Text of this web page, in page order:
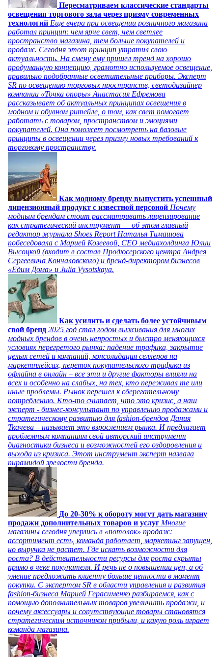
Пересматриваем классические стандарты
освещения торгового зала через призму современных
технологий Еще вчера при освещении розничного магазина
работал принцип: чем ярче свет, чем светлее
пространство магазина, тем больше покупателей и
продаж. Сегодня этот принцип утратил свою
актуальность. На смену ему пришел тренд на хорошо
продуманную концепцию, грамотно используемое освещение,
правильно подобранные осветительные приборы. Эксперт
SR по освещению торговых пространств, светодизайнер
компании «Точка опоры» Анастасия Ефремова
рассказывает об актуальных принципах освещения в
модном и обувном ритейле, о том, как свет помогает
работать с товаром, пространством и эмоциями
покупателей. Она поможет посмотреть на базовые
принципы в освещении через призму новых требований к
торговому пространству.
Как модному бренду выпустить успешный
лицензионный продукт с известной персоной Почему
модным брендам стоит рассматривать лицензирование
как стратегический инструмент — об этом главный
редактор журнала Shoes Report Наталья Тимашова
побеседовала с Марией Козеевой, СЕО медиахолдинга Юлии
Высоцкой (входит в состав Продюсерского центра Андрея
Сергеевича Кончаловского) и бренд-директором бизнесов
«Едим Дома» и Julia Vysotskaya.
Как усилить и сделать более устойчивым
свой бренд 2025 год стал годом выживания для многих
модных брендов в очень непростых и быстро меняющихся
условиях перегретого рынка: падение трафика, закрытие
целых сетей и компаний, консолидация селлеров на
маркетплейсах, переток покупательского трафика из
офлайна в онлайн – все эти и другие факторы влияли на
всех и особенно на слабых, на тех, кто переживал те или
иные проблемы. Рынок перешел к сберегательному
потреблению. Кто-то считает, что это кризис, а наш
эксперт - бизнес-консультант по управлению продажами и
стратегическому развитию для fashion-брендов Дания
Ткачева – называет это взрослением рынка. И предлагает
проблемным компаниям свой авторский инструмент
диагностики бизнеса и возможностей его оздоровления и
выхода из кризиса. Этот инструмент эксперт назвала
пирамидой зрелости бренда.
До 20-30% к обороту могут дать магазину
продажи дополнительных товаров и услуг Многие
магазины сегодня уперлись в «потолок» продаж:
ассортимент есть, команда работает, маркетинг запущен,
но выручка не растет. Где искать возможности для
роста? В действительности ресурсы для роста скрыты
прямо в чеке покупателя. И речь не о повышении цен, а об
умение предложить клиенту больше ценности в момент
покупки. С экспертом SR в области управления и развития
fashion-бизнеса Марией Герасименко разбираемся, как с
помощью дополнительных товаров увеличить продажи, и
почему аксессуары и сопутствующие товары становятся
стратегическим источником прибыли, и какую роль играет
команда магазина.